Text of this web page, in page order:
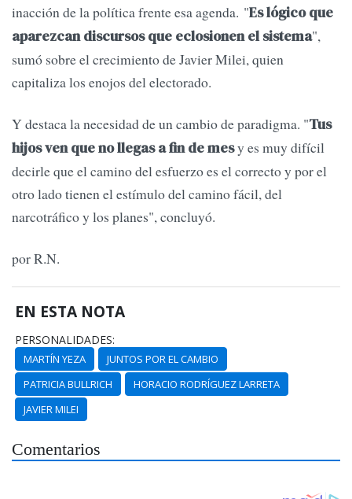
inacción de la política frente esa agenda. "Es lógico que
aparezcan discursos que eclosionen el sistema",
sumó sobre el crecimiento de Javier Milei, quien
capitaliza los enojos del electorado.
Y destaca la necesidad de un cambio de paradigma. "Tus
hijos ven que no llegas a fin de mesy es muy difícil
decirle que el camino del esfuerzo es el correcto y por el
otro lado tienen el estímulo del camino fácil, del
narcotráfico y los planes", concluyó.
por R.N.
EN ESTA NOTA
PERSONALIDADES:
MARTÍN YEZA
JUNTOS POR EL CAMBIO
PATRICIA BULLRICH
HORACIO RODRÍGUEZ LARRETA
JAVIER MILEI
Comentarios